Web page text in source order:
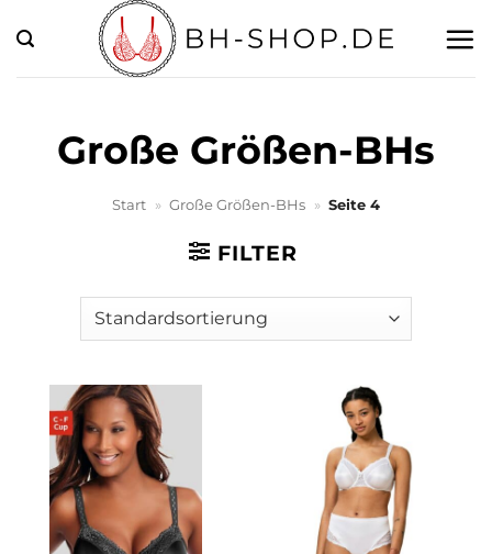
Inhalt
springen
Große Größen-BHs
Start » Große Größen-BHs » Seite 4
FILTER